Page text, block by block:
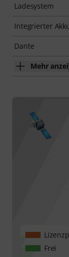
Ladesystem
Integrierter
Dante
Mehr
Frei